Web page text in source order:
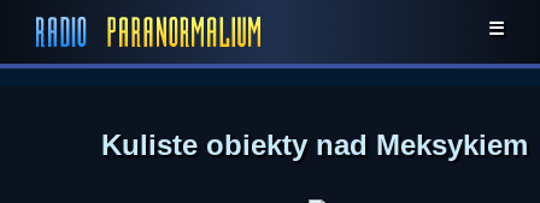
☰
Kuliste obiekty nad Meksykiem